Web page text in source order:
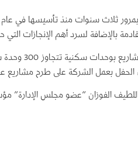
بالإضافة لسرد أهم الإنجازات التي
الجدير
الحفل بعمل الشركة على طرح مشاريع
الفوزان “عضو مجلس الإدارة”